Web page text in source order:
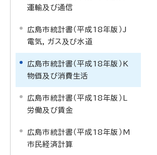
運輸及び通信
広島市統計書（平成18年版）J
電気，ガス及び水道
広島市統計書（平成18年版）K
物価及び消費生活
広島市統計書（平成18年版）L
労働及び賃金
広島市統計書（平成18年版）M
市民経済計算